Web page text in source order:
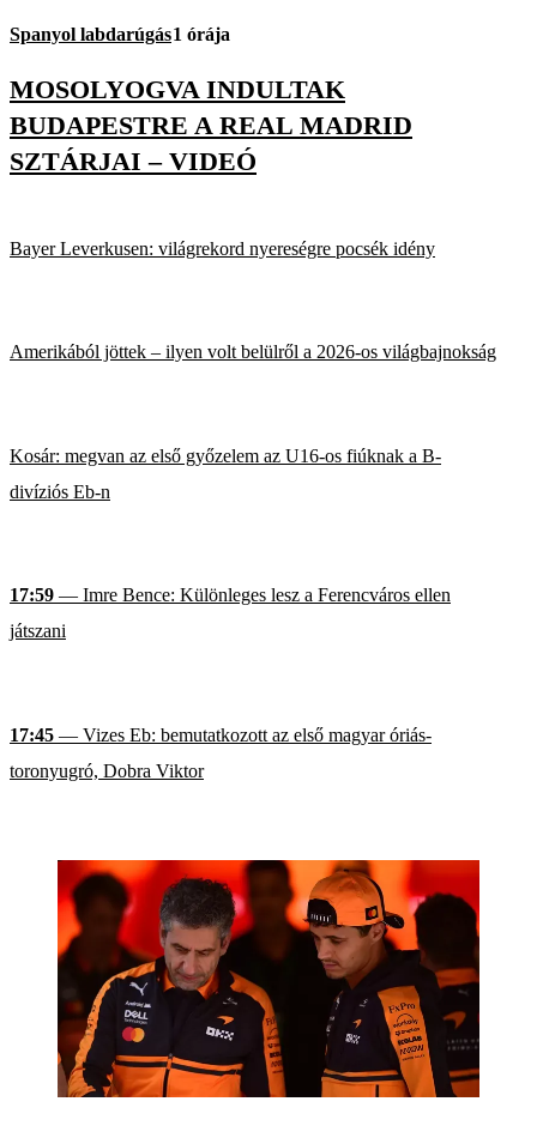
Spanyol labdarúgás1 órája
MOSOLYOGVA INDULTAK
BUDAPESTRE A REAL MADRID
SZTÁRJAI – VIDEÓ
Bayer Leverkusen: világrekord nyereségre pocsék idény
Amerikából jöttek – ilyen volt belülről a 2026-os világbajnokság
Kosár: megvan az első győzelem az U16-os fiúknak a B-
divíziós Eb-n
17:59 — Imre Bence: Különleges lesz a Ferencváros ellen
játszani
17:45 — Vizes Eb: bemutatkozott az első magyar óriás-
toronyugró, Dobra Viktor